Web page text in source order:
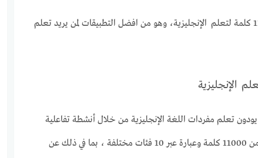
نقدم لكم رابط تحميل تطبيق 11000 كلمة لتعلم الإنجليزية، وهو من افضل التطبيقات لمن يريد تعلم
تعلم مفردات اللغة الإنجليزية من خلال أنشطة تفاعلية
متنوعة. و يحتوي التطبيق على أكثر من 11000 كلمة وعبارة عبر 10 فئات مختلفة ، بما في ذلك عن